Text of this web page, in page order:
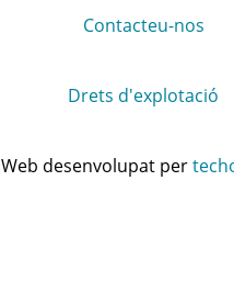
Contacteu-nos
Drets d'explotació
Web desenvolupat per